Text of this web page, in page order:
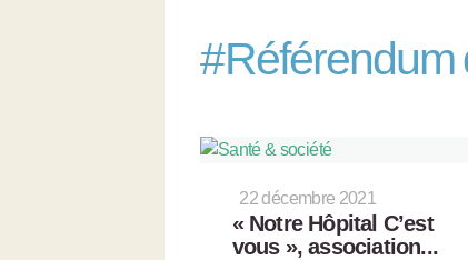
#Référendum
22 décembre 2021
« Notre Hôpital C’est
vous », association...